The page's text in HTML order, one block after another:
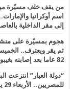
من يقف خلف مسيّرة
إلى مقر الداخلية
هجوم بمسيّرة على
82 عاما بعد إصابته بغيبوبة
“دولة العبار” انتزعت